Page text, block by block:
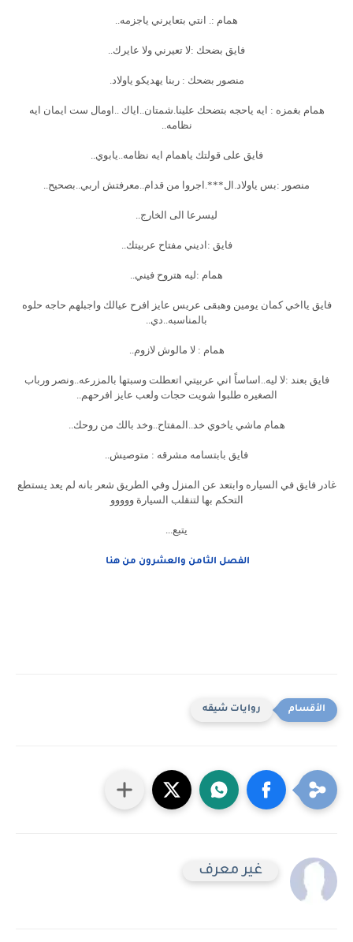
همام :. انتي بتعايرني ياجزمه..
فايق بضحك :لا تعيرني ولا عايرك..
منصور بضحك : ربنا يهديكو ياولاد.
همام بغمزه : ايه ياحجه بتضحك علينا.شمتان..اياك ..اومال ست ايمان ايه
نظامه..
فايق على قولتك ياهمام ايه نظامه..يابوي..
منصور :بس ياولاد.ال***.اجروا من قدام..معرفتش اربي..بصحيح..
ليسرعا الى الخارج..
فايق :اديني مفتاح عربيتك..
همام :ليه هتروح فيني..
فايق يااخي كمان يومين وهبقى عريس عايز افرح عيالك واجبلهم حاجه حلوه
بالمناسبه..دي..
همام : لا مالوش لازوم..
فايق بعند :لا ليه..اساساً اني عربيتي اتعطلت وسبتها بالمزرعه..ونصر ورباب
الصغيره طلبوا شويت حجات ولعب عايز افرحهم..
همام ماشي ياخوي خد..المفتاح..وخد بالك من روحك..
فايق بابتسامه مشرقه : متوصيش..
غادر فايق في السياره وابتعد عن المنزل وفي الطريق شعر بانه لم يعد يستطع
التحكم بها لتنقلب السيارة ووووو
يتبع...
الفصل الثامن والعشرون من هنا
روايات شيقه
غير معرف